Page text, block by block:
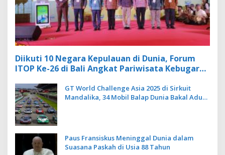
Diikuti 10 Negara Kepulauan di Dunia, Forum
ITOP Ke-26 di Bali Angkat Pariwisata Kebugaran
GT World Challenge Asia 2025 di Sirkuit
Mandalika, 34 Mobil Balap Dunia Bakal Adu
Paus Fransiskus Meninggal Dunia dalam
Suasana Paskah di Usia 88 Tahun